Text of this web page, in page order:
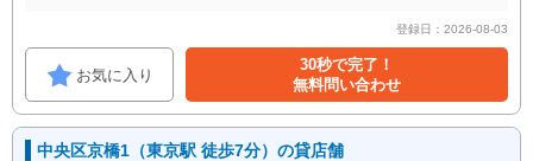
登録日：2026-08-03
お気に入り
30秒で完了！
無料問い合わせ
中央区京橋1（東京駅 徒歩7分）の貸店舗